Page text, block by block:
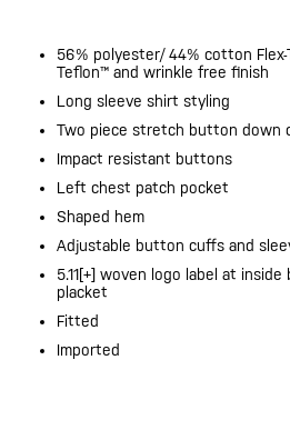
56% polyester/ 44% cotton Flex-
Teflon™ and wrinkle free finish
Long sleeve shirt styling
Two piece stretch button down
Impact resistant buttons
Left chest patch pocket
Shaped hem
Adjustable button cuffs and
5.11[+] woven logo label at
placket
Fitted
Imported